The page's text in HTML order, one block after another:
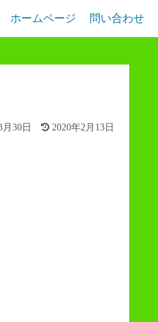
ホームページ 問い合わせ
月30日 2020年2月13日